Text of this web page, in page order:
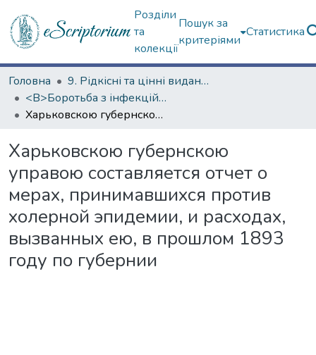
Розділи
та
колекції
Пошук за
критеріями
Статистика
Головна
9. Рідкісні та цінні видання
<B>Боротьба з інфекційними хворобами</B>
Харьковскою губернскою управою составляется отчет о мерах, принимавшихся против холерной эпидемии, и расходах, вызванных ею, в прошлом 1893 году по губернии
Харьковскою губернскою
управою составляется отчет о
мерах, принимавшихся против
холерной эпидемии, и расходах,
вызванных ею, в прошлом 1893
году по губернии